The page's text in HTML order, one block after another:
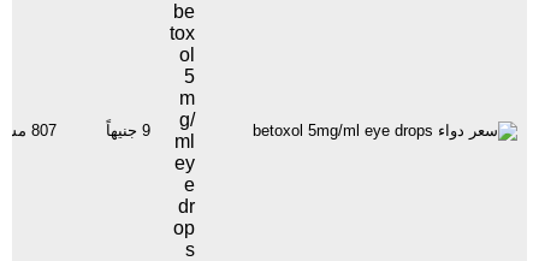
be
tox
ol
5
m
g/
ml
ey
e
dr
op
s
9 جنيهاً 807 مشاهدة